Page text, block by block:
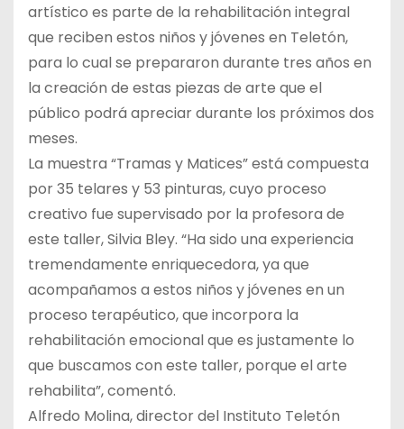
artístico es parte de la rehabilitación integral
que reciben estos niños y jóvenes en Teletón,
para lo cual se prepararon durante tres años en
la creación de estas piezas de arte que el
público podrá apreciar durante los próximos dos
meses.
La muestra “Tramas y Matices” está compuesta
por 35 telares y 53 pinturas, cuyo proceso
creativo fue supervisado por la profesora de
este taller, Silvia Bley. “Ha sido una experiencia
tremendamente enriquecedora, ya que
acompañamos a estos niños y jóvenes en un
proceso terapéutico, que incorpora la
rehabilitación emocional que es justamente lo
que buscamos con este taller, porque el arte
rehabilita”, comentó.
Alfredo Molina, director del Instituto Teletón